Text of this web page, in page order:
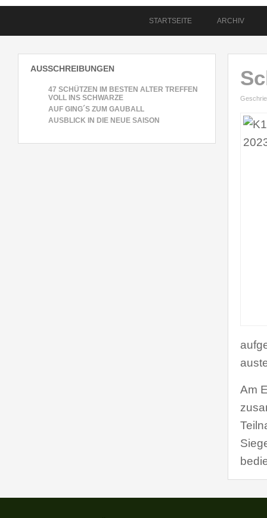
STARTSEITE ARCHIV
Am
AUSSCHREIBUNGEN
47 SCHÜTZEN IM BESTEN ALTER TREFFEN
VOLL INS SCHWARZE
AUF GING´S ZUM GAUBALL
AUSBLICK IN DIE NEUE SAISON